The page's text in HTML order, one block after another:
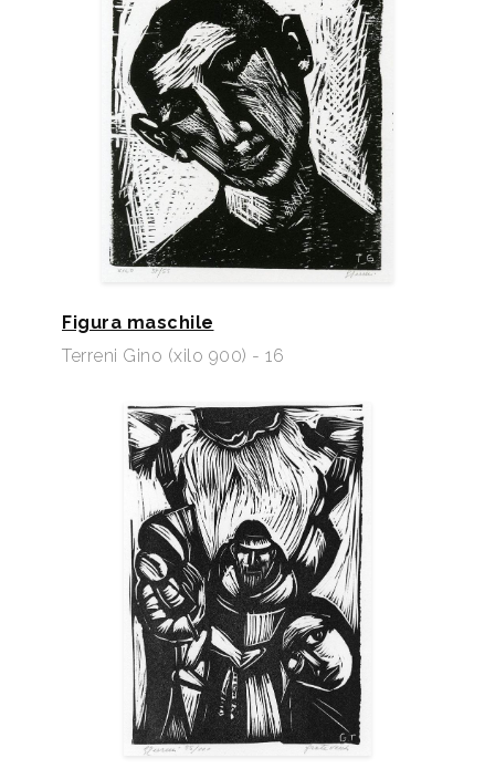
Figura maschile
Terreni Gino (xilo 900) - 16